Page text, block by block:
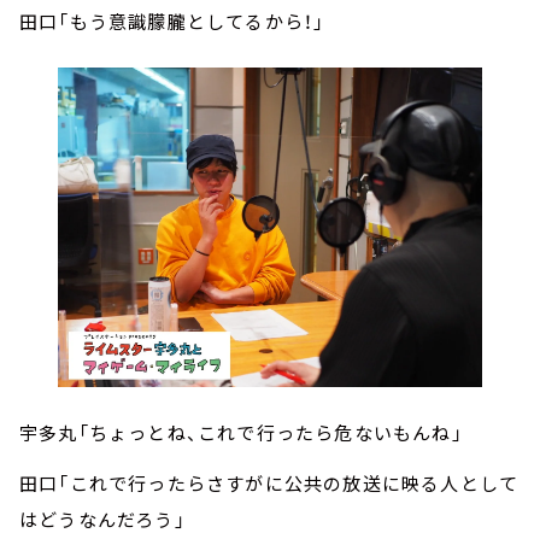
田口「もう意識朦朧としてるから！」
宇多丸「ちょっとね、これで行ったら危ないもんね」
田口「これで行ったらさすがに公共の放送に映る人として
はどうなんだろう」